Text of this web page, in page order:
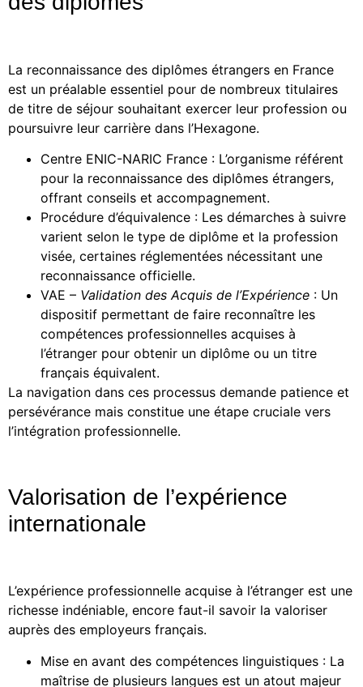
La reconnaissance des diplômes étrangers en France
est un préalable essentiel pour de nombreux titulaires
de titre de séjour souhaitant exercer leur profession ou
poursuivre leur carrière dans l’Hexagone.
Centre ENIC-NARIC France : L’organisme référent
pour la reconnaissance des diplômes étrangers,
offrant conseils et accompagnement.
Procédure d’équivalence : Les démarches à suivre
varient selon le type de diplôme et la profession
visée, certaines réglementées nécessitant une
reconnaissance officielle.
VAE – Validation des Acquis de l’Expérience : Un
dispositif permettant de faire reconnaître les
compétences professionnelles acquises à
l’étranger pour obtenir un diplôme ou un titre
français équivalent.
La navigation dans ces processus demande patience et
persévérance mais constitue une étape cruciale vers
l’intégration professionnelle.
Valorisation de l’expérience
internationale
L’expérience professionnelle acquise à l’étranger est une
richesse indéniable, encore faut-il savoir la valoriser
auprès des employeurs français.
Mise en avant des compétences linguistiques : La
maîtrise de plusieurs langues est un atout majeur